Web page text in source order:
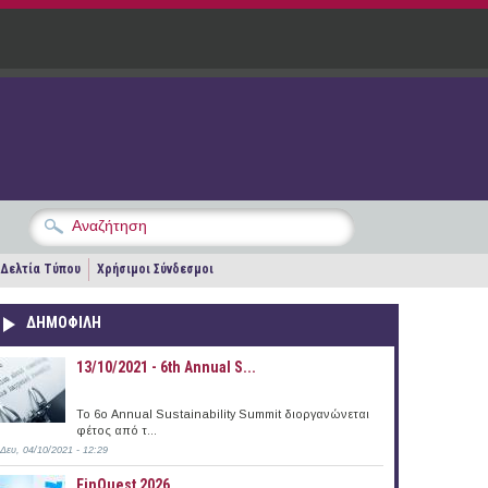
Δελτία Τύπου Χρήσιμοι Σύνδεσμοι
ΔΗΜΟΦΙΛΗ
13/10/2021 - 6th Annual S...
To 6ο Annual Sustainability Summit διοργανώνεται
φέτος από τ...
Δευ, 04/10/2021 - 12:29